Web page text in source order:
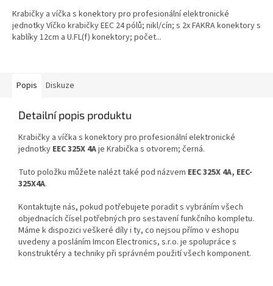
Krabičky a víčka s konektory pro profesionální elektronické
jednotky Víčko krabičky EEC 24 pólů; nikl/cín; s 2x FAKRA konektory s
kablíky 12cm a U.FL(f) konektory; počet...
Popis Diskuze
Detailní popis produktu
Krabičky a víčka s konektory pro profesionální elektronické
jednotky EEC 325X 4Aje Krabička s otvorem; černá.
Tuto položku můžete nalézt také pod názvem EEC 325X 4A, EEC-
325X4A.
Kontaktujte nás, pokud potřebujete poradit s vybráním všech
objednacích čísel potřebných pro sestavení funkčního kompletu.
Máme k dispozici veškeré díly i ty, co nejsou přímo v eshopu
uvedeny a posláním Imcon Electronics, s.r.o. je spolupráce s
konstruktéry a techniky při správném použití všech komponent.